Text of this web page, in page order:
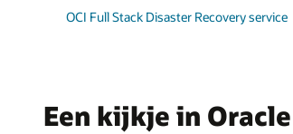
OCI Full Stack Disaster Recovery service
Een kijkje in